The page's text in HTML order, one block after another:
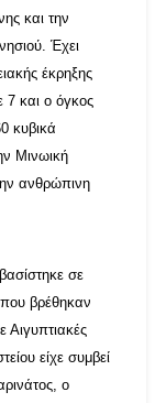
και την
Έχει
έκρηξης
7 και ο όγκος
κυβικά
Μινωική
ανθρώπινη
σε
που βρέθηκαν
Αιγυπτιακές
είχε συμβεί
, ο